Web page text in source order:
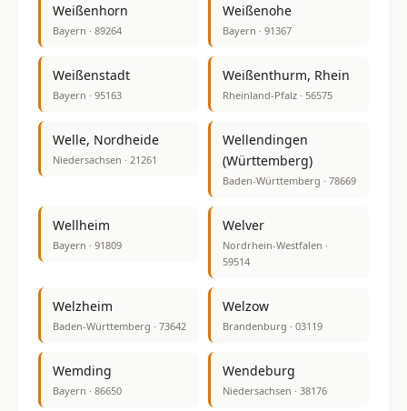
Weißenhorn
Bayern · 89264
Weißenohe
Bayern · 91367
Weißenstadt
Bayern · 95163
Weißenthurm, Rhein
Rheinland-Pfalz · 56575
Welle, Nordheide
Niedersachsen · 21261
Wellendingen
(Württemberg)
Baden-Württemberg · 78669
Wellheim
Bayern · 91809
Welver
Nordrhein-Westfalen ·
59514
Welzheim
Baden-Württemberg · 73642
Welzow
Brandenburg · 03119
Wemding
Bayern · 86650
Wendeburg
Niedersachsen · 38176